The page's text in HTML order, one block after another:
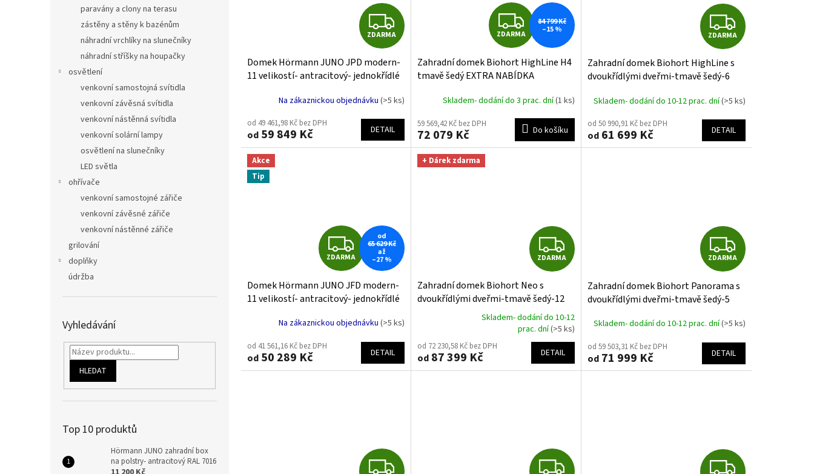
paravány a clony na terasu
zástěny a stěny k bazénům
náhradní vrchlíky na slunečníky
náhradní stříšky na houpačky
osvětlení
venkovní samostojná svítidla
venkovní závěsná svítidla
venkovní nástěnná svítidla
venkovní solární lampy
osvětlení na slunečníky
LED světla
ohřívače
venkovní samostojné zářiče
venkovní závěsné zářiče
venkovní nástěnné zářiče
grilování
doplňky
údržba
Vyhledávání
HLEDAT
Top 10 produktů
Hörmann JUNO zahradní box
na polstry- antracitový RAL 7016
Z
D
A
R
M
A
ZDARMA
Domek Hörmann JUNO JPD modern-
11 velikostí- antracitový- jednokřídlé
Na zákaznickou objednávku (>5 ks)
od 49 461,98 Kč bez DPH
od 59 849 Kč DETAIL
Z
D
A
R
M
A
ZDARMA
84 799 Kč
–15 %
Zahradní domek Biohort HighLine H4
tmavě šedý EXTRA NABÍDKA
Skladem- dodání do 3 prac. dní(1 ks)
59 569,42 Kč bez DPH
72 079 Kč Do košíku
Z
D
R
M
A
ZDARMA
Zahradní domek Biohort HighLine s
dvoukřídlými dveřmi-tmavě šedý-6
Skladem- dodání do 10-12 prac. dní(>5 ks)
od 50 990,91 Kč bez DPH
od61 699 Kč DETAIL
Akce
Tip
Z
D
A
R
M
A
ZDARMA
od
65 629 Kč
až
–27 %
Domek Hörmann JUNO JFD modern-
11 velikostí- antracitový- jednokřídlé
Na zákaznickou objednávku (>5 ks)
od 41 561,16 Kč bez DPH
od 50 289 Kč DETAIL
+ Dárek zdarma
Z
D
A
R
M
A
ZDARMA
Zahradní domek Biohort Neo s
dvoukřídlými dveřmi-tmavě šedý-12
produktu
je
5,0
Skladem- dodání do 10-12
prac. dní(>5 ks)
od 72 230,58 Kč bez DPH
od87 399 Kč DETAIL
Z
D
A
R
M
A
ZDARMA
Zahradní domek Biohort Panorama s
dvoukřídlými dveřmi-tmavě šedý-5
Skladem- dodání do 10-12 prac. dní(>5 ks)
od 59 503,31 Kč bez DPH
od71 999 Kč DETAIL
Z Z Z